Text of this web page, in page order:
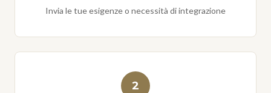
Invia le tue esigenze o necessità di integrazione
2